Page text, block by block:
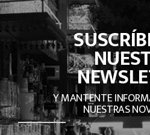
Y MANTENTE
NUESTRAS